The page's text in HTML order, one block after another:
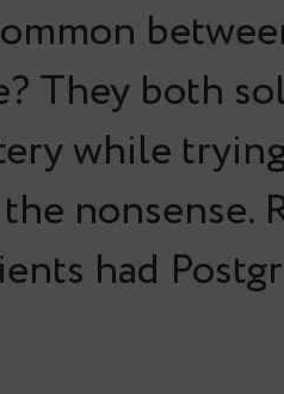
They both
while
nonsense.
had